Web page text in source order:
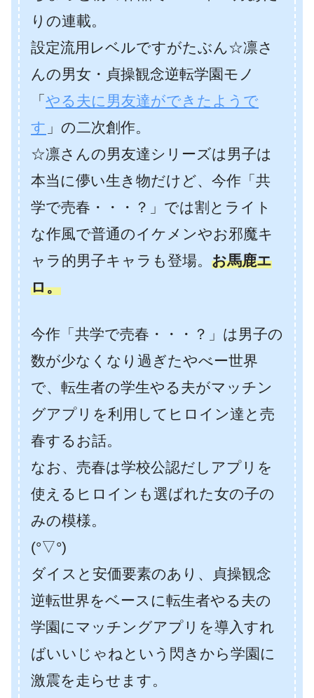
りの連載。
設定流用レベルですがたぶん☆凛さ
んの男女・貞操観念逆転学園モノ
「 やる夫に男友達ができたようで
す 」の二次創作。
☆凛さんの男友達シリーズは男子は
本当に儚い生き物だけど、今作「共
学で売春・・・？」では割とライト
な作風で普通のイケメンやお邪魔キ
ャラ的男子キャラも登場。 お馬鹿エ
ロ。
今作「共学で売春・・・？」は男子の
数が少なくなり過ぎたやべー世界
で、転生者の学生やる夫がマッチン
グアプリを利用してヒロイン達と売
春するお話。
なお、売春は学校公認だしアプリを
使えるヒロインも選ばれた女の子の
みの模様。
(°▽°)
ダイスと安価要素のあり、貞操観念
逆転世界をベースに転生者やる夫の
学園にマッチングアプリを導入すれ
ばいいじゃねという閃きから学園に
激震を走らせます。